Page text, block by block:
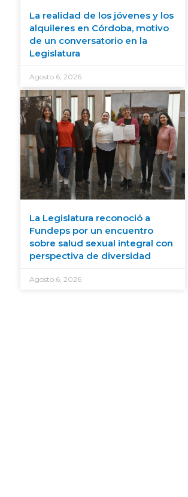
La realidad de los jóvenes y los
alquileres en Córdoba, motivo
de un conversatorio en la
Legislatura
Agosto 6, 2026
La Legislatura reconoció a
Fundeps por un encuentro
sobre salud sexual integral con
perspectiva de diversidad
Agosto 6, 2026